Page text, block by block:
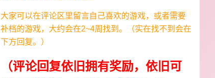
大家可以在评论区里留言自己喜欢的游戏，或者需要
补档的游戏，大约会在2~4周找到。（实在找不到会在
下方回复。）
（评论回复依旧拥有奖励，依旧可